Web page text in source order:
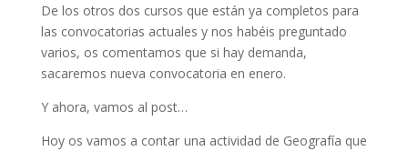
De los otros dos cursos que están ya completos para
las convocatorias actuales y nos habéis preguntado
varios, os comentamos que si hay demanda,
sacaremos nueva convocatoria en enero.
Y ahora, vamos al post…
Hoy os vamos a contar una actividad de Geografía que